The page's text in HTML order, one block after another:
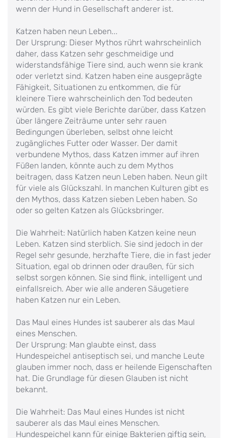
wenn der Hund in Gesellschaft anderer ist.
Katzen haben neun Leben...
Der Ursprung: Dieser Mythos rührt wahrscheinlich
daher, dass Katzen sehr geschmeidige und
widerstandsfähige Tiere sind, auch wenn sie krank
oder verletzt sind. Katzen haben eine ausgeprägte
Fähigkeit, Situationen zu entkommen, die für
kleinere Tiere wahrscheinlich den Tod bedeuten
würden. Es gibt viele Berichte darüber, dass Katzen
über längere Zeiträume unter sehr rauen
Bedingungen überleben, selbst ohne leicht
zugängliches Futter oder Wasser. Der damit
verbundene Mythos, dass Katzen immer auf ihren
Füßen landen, könnte auch zu dem Mythos
beitragen, dass Katzen neun Leben haben. Neun gilt
für viele als Glückszahl. In manchen Kulturen gibt es
den Mythos, dass Katzen sieben Leben haben. So
oder so gelten Katzen als Glücksbringer.
Die Wahrheit: Natürlich haben Katzen keine neun
Leben. Katzen sind sterblich. Sie sind jedoch in der
Regel sehr gesunde, herzhafte Tiere, die in fast jeder
Situation, egal ob drinnen oder draußen, für sich
selbst sorgen können. Sie sind flink, intelligent und
einfallsreich. Aber wie alle anderen Säugetiere
haben Katzen nur ein Leben.
Das Maul eines Hundes ist sauberer als das Maul
eines Menschen.
Der Ursprung: Man glaubte einst, dass
Hundespeichel antiseptisch sei, und manche Leute
glauben immer noch, dass er heilende Eigenschaften
hat. Die Grundlage für diesen Glauben ist nicht
bekannt.
Die Wahrheit: Das Maul eines Hundes ist nicht
sauberer als das Maul eines Menschen.
Hundespeichel kann für einige Bakterien giftig sein,